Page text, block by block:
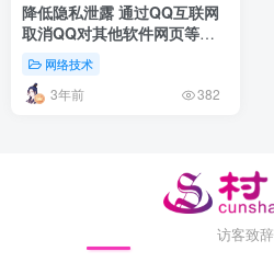
降低隐私泄露 通过QQ互联网
取消QQ对其他软件网页等应
用的授权
网络技术
3年前 382
访客致辞